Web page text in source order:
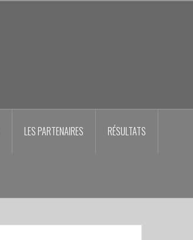
LES PARTENAIRES RÉSULTATS